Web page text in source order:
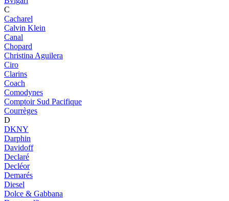
C
Cacharel
Calvin Klein
Canal
Chopard
Christina Aguilera
Ciro
Clarins
Coach
Comodynes
Comptoir Sud Pacifique
Courrèges
D
DKNY
Darphin
Davidoff
Declaré
Decléor
Demarés
Diesel
Dolce & Gabbana